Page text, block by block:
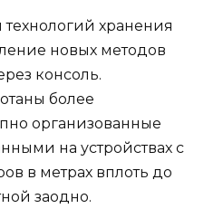
хранения
новых методов
консоль.
более
организованные
на устройствах с
в метрах вплоть до
заодно.